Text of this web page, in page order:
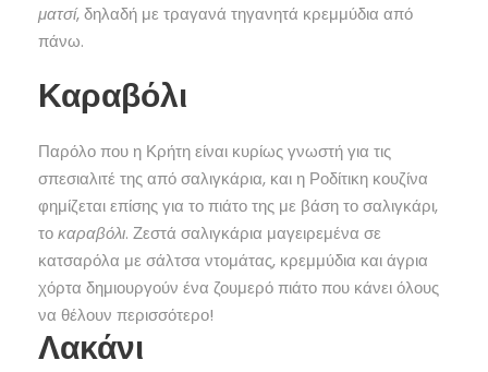
ματσί, δηλαδή με τραγανά τηγανητά κρεμμύδια από
πάνω.
Καραβόλι
Παρόλο που η Κρήτη είναι κυρίως γνωστή για τις
σπεσιαλιτέ της από σαλιγκάρια, και η Ροδίτικη κουζίνα
φημίζεται επίσης για το πιάτο της με βάση το σαλιγκάρι,
τοκαραβόλι. Ζεστά σαλιγκάρια μαγειρεμένα σε
κατσαρόλα με σάλτσα ντομάτας, κρεμμύδια και άγρια
χόρτα δημιουργούν ένα ζουμερό πιάτο που κάνει όλους
να θέλουν περισσότερο!
Λακάνι